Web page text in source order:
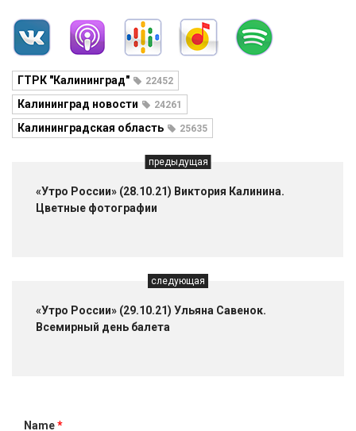
ГТРК "Калининград" 22452
Калининград новости 24261
Калининградская область 25635
предыдущая
«Утро России» (28.10.21) Виктория Калинина.
Цветные фотографии
следующая
«Утро России» (29.10.21) Ульяна Савенок.
Всемирный день балета
Name*